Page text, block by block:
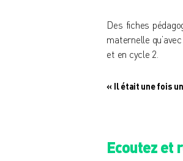
Des fiches
maternelle
et en cycle 2.
« Il était une fois
Ecoutez et